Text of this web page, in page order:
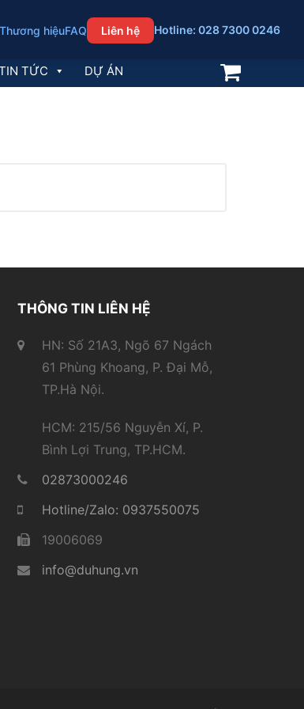
Thương hiệuFAQ Liên hệ Hotline: 028 7300 0246
TỨC DỰ ÁN
THÔNG TIN LIÊN HỆ
HN: Số 21A3, Ngõ 67 Ngách
61 Phùng Khoang, P. Đại Mỗ,
TP.Hà Nội.
HCM: 215/56 Nguyễn Xí, P.
Bình Lợi Trung, TP.HCM.
02873000246
Hotline/Zalo: 0937550075
19006069
info@duhung.vn